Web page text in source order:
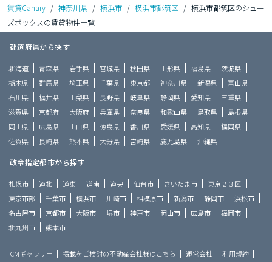
賃貸Canary / 神奈川県 / 横浜市 / 横浜市都筑区 / 横浜市都筑区のシュー
ズボックスの賃貸物件一覧
都道府県から探す
北海道 青森県 岩手県 宮城県 秋田県 山形県 福島県
茨城県
栃木県
群馬県 埼玉県 千葉県 東京都 神奈川県 新潟県
富山県
石川県
福井県 山梨県 長野県 岐阜県 静岡県 愛知県
三重県
滋賀県
京都府 大阪府 兵庫県 奈良県 和歌山県 鳥取県
島根県
岡山県
広島県 山口県 徳島県 香川県 愛媛県 高知県
福岡県
佐賀県
長崎県 熊本県 大分県 宮崎県 鹿児島県 沖縄県
政令指定都市から探す
札幌市 道北 道東 道南 道央 仙台市 さいたま市
東京２３区
東京市部
千葉市 横浜市 川崎市 相模原市 新潟市 静岡市
浜松市
名古屋市
京都市 大阪市 堺市 神戸市 岡山市 広島市
福岡市
北九州市
熊本市
CMギャラリー 掲載をご検討の不動産会社様はこちら 運営会社
利用規約